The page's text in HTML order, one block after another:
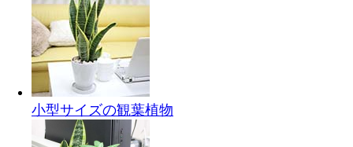
小型サイズの観葉植物